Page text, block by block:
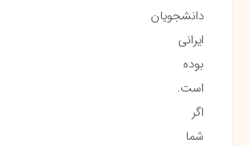
دانشجویان
ایرانی
بوده
است.
اگر
شما